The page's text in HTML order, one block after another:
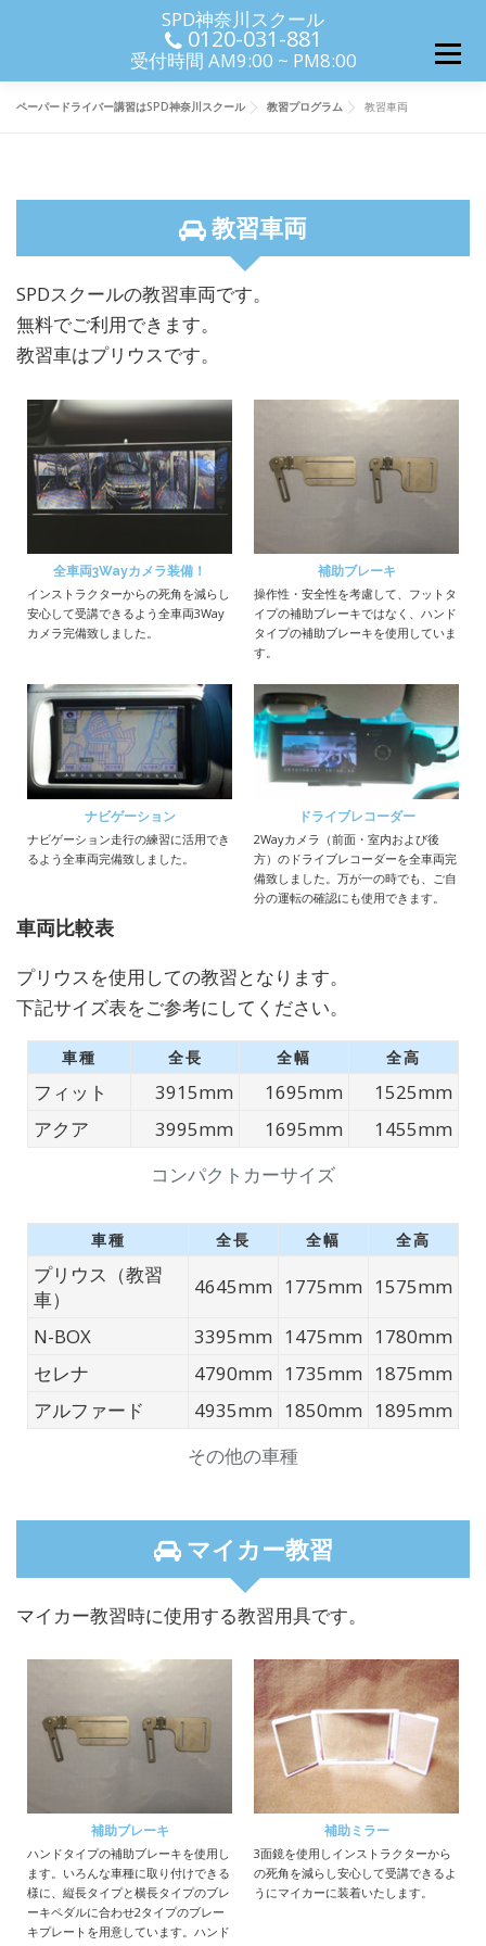
コンテンツへスキップ
メニ
SPD神奈川スクール
0120-031-881
受付時間 AM9:00 ~ PM8:00 メニ
ペーパードライバー講習はSPD神奈川スクール 教習プログラム 教習車両
教習車両
SPDスクールの教習車両です。
無料でご利用できます。
教習車はプリウスです。
全車両3Wayカメラ装備！
インストラクターからの死角を減らし
安心して受講できるよう全車両3Way
カメラ完備致しました。
補助ブレーキ
操作性・安全性を考慮して、フットタ
イプの補助ブレーキではなく、ハンド
タイプの補助ブレーキを使用していま
す。
ナビゲーション
ナビゲーション走行の練習に活用でき
るよう全車両完備致しました。
ドライブレコーダー
2Wayカメラ（前面・室内および後
方）のドライブレコーダーを全車両完
備致しました。万が一の時でも、ご自
分の運転の確認にも使用できます。
車両比較表
プリウスを使用しての教習となります。
下記サイズ表をご参考にしてください。
コンパクトカーサイズ
車種 全長 全幅 全高
フィット 3915mm 1695mm
1525mm
アクア
3995mm 1695mm 1455mm
その他の車種
車種 全長 全幅 全高
プリウス（教習
車）
4645mm 1775mm 1575mm
N-BOX
3395mm 1475mm 1780mm
セレナ
4790mm 1735mm 1875mm
アルファード
4935mm 1850mm 1895mm
マイカー教習
マイカー教習時に使用する教習用具です。
補助ブレーキ
ハンドタイプの補助ブレーキを使用し
ます。いろんな車種に取り付けできる
様に、縦長タイプと横長タイプのブレ
ーキペダルに合わせ2タイプのブレー
キプレートを用意しています。ハンド
補助ミラー
3面鏡を使用しインストラクターから
の死角を減らし安心して受講できるよ
うにマイカーに装着いたします。